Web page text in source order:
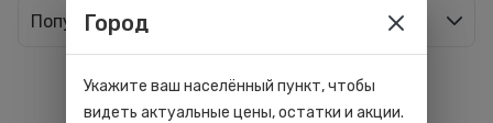
Популярные
Город
Укажите ваш населённый пункт, чтобы
видеть актуальные цены, остатки и акции.